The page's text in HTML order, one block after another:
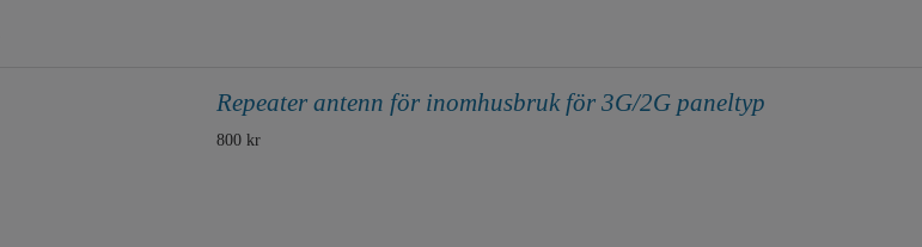
Repeater antenn för inomhusbruk för 3G/2G paneltyp
800 kr